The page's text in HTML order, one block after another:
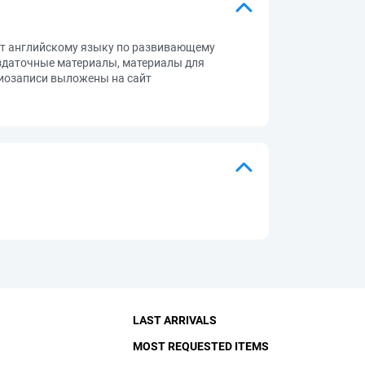
английскому языку по развивающему
материалы, материалы для
выложены на сайт
LAST ARRIVALS
MOST REQUESTED ITEMS